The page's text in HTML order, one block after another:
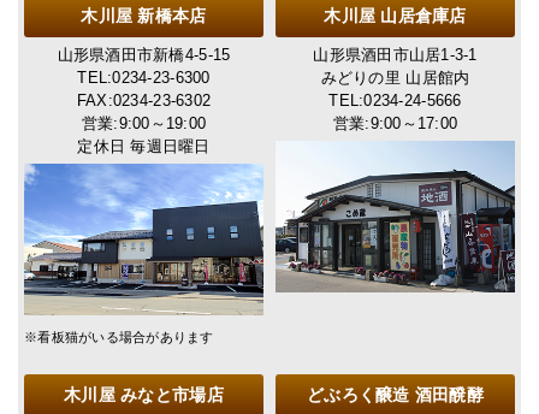
木川屋 新橋本店
山形県酒田市新橋4-5-15
TEL:0234-23-6300
FAX:0234-23-6302
営業:9:00～19:00
定休日 毎週日曜日
※看板猫がいる場合があります
木川屋 山居倉庫店
山形県酒田市山居1-3-1
みどりの里 山居館内
TEL:0234-24-5666
営業:9:00～17:00
木川屋 みなと市場店 どぶろく醸造 酒田醗酵